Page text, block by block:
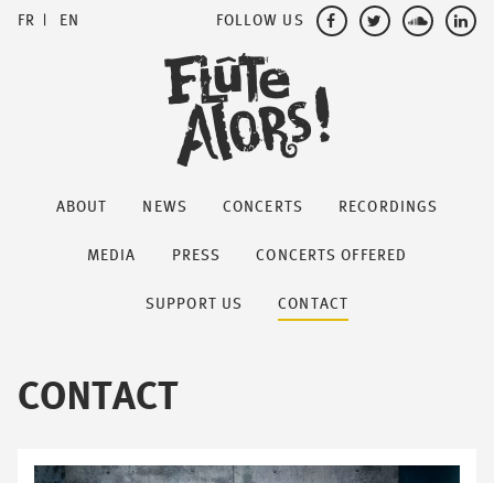
FR EN FOLLOW US
ABOUT NEWS CONCERTS RECORDINGS
MEDIA PRESS CONCERTS OFFERED
SUPPORT US CONTACT
CONTACT